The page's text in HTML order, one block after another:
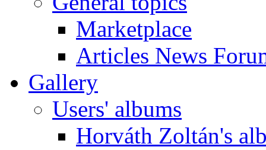
Marketplace
Articles News
Gallery
Users' albums
Horváth Zoltán's